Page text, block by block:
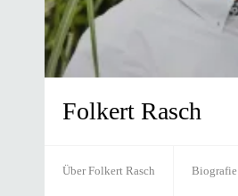
Folkert Rasch
Über Folkert Rasch Biografie